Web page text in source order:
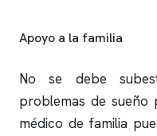
Apoyo a la familia
No se debe
problemas de sueño
médico de familia